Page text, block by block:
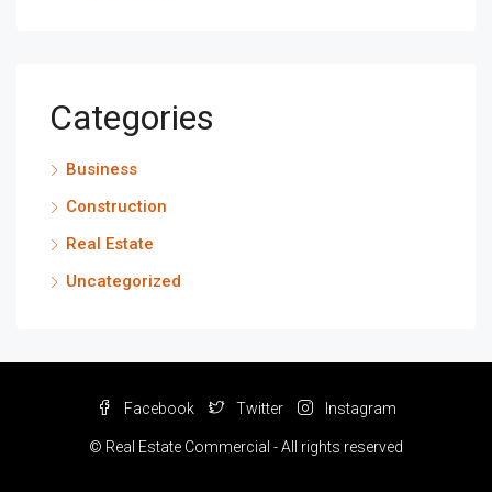
Categories
Business
Construction
Real Estate
Uncategorized
Facebook Twitter Instagram
© Real Estate Commercial - All rights reserved